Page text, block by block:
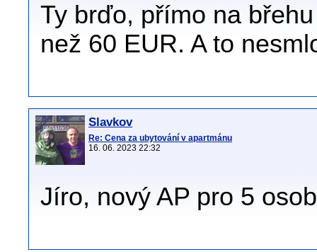
Ty brďo, přímo na
než 60 EUR. A to
Slavkov
Re: Cena za ubytování v apartmánu
16. 06. 2023 22:32
Jíro, nový AP pro 5